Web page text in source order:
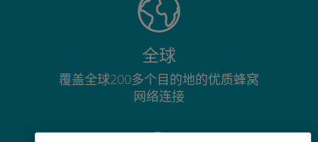
全球
覆盖全球200多个目的地的优质蜂窝
网络连接